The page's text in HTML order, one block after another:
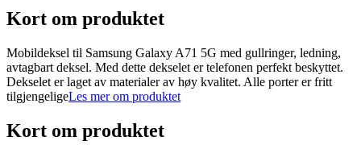
Kort om produktet
Mobildeksel til Samsung Galaxy A71 5G med gullringer, ledning,
avtagbart deksel. Med dette dekselet er telefonen perfekt beskyttet.
Dekselet er laget av materialer av høy kvalitet. Alle porter er fritt
tilgjengeligeLes mer om produktet
Kort om produktet